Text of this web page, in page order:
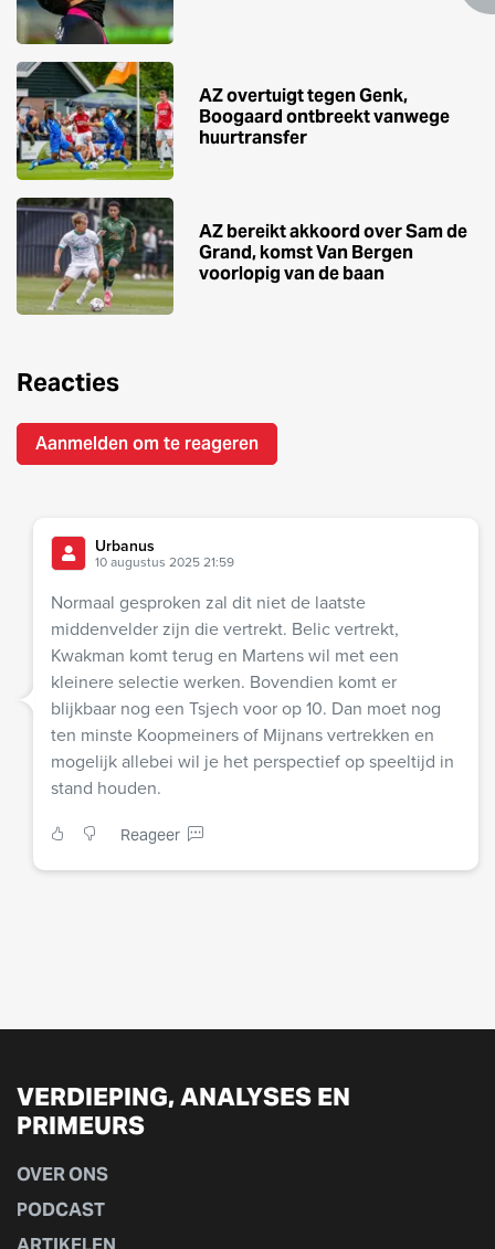
AZ overtuigt tegen Genk,
Boogaard ontbreekt vanwege
huurtransfer
AZ bereikt akkoord over Sam de
Grand, komst Van Bergen
voorlopig van de baan
Reacties
Aanmelden om te reageren
Urbanus
10 augustus 2025 21:59
Normaal gesproken zal dit niet de laatste
middenvelder zijn die vertrekt. Belic vertrekt,
Kwakman komt terug en Martens wil met een
kleinere selectie werken. Bovendien komt er
blijkbaar nog een Tsjech voor op 10. Dan moet nog
ten minste Koopmeiners of Mijnans vertrekken en
mogelijk allebei wil je het perspectief op speeltijd in
stand houden.
Reageer
VERDIEPING, ANALYSES EN
PRIMEURS
OVER ONS
PODCAST